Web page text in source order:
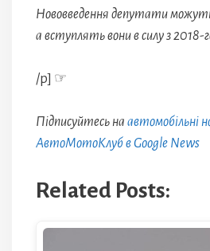
Нововведення депутати
а вступлять вони в силу з 2018-
/p] ☞
Підписуйтесь на автомобільні
АвтоМотоКлуб в Google News
Related Posts: